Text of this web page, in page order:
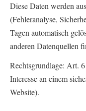
Diese Daten werden
(Fehleranalyse,
Tagen automatisch
anderen Datenquellen
Rechtsgrundlage: Art.
Interesse an einem
Website).